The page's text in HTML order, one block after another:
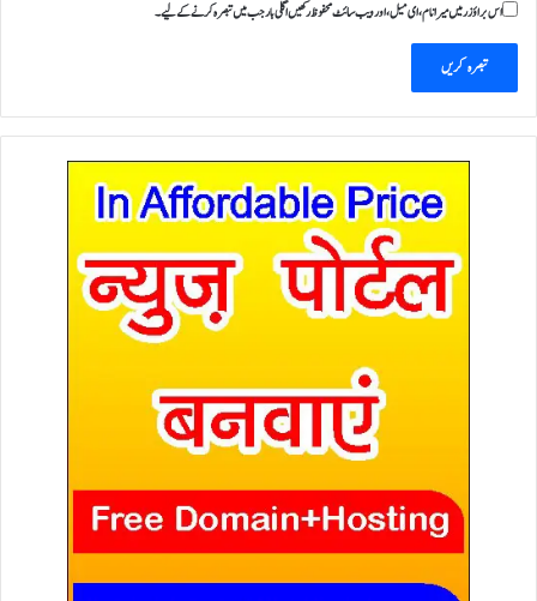
اس براؤزر میں میرا نام، ای میل، اور ویب سائٹ محفوظ رکھیں اگلی بار جب میں تبصرہ کرنے کےلیے۔